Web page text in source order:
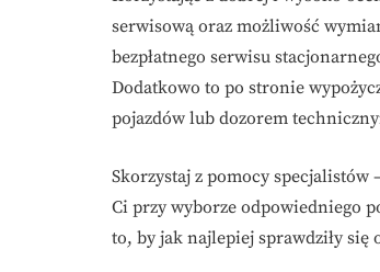
serwisową oraz możliwość
bezpłatnego serwisu
Dodatkowo to po stronie
pojazdów lub dozorem
Skorzystaj z pomocy specjalistów
Ci przy wyborze odpowiedniego
to, by jak najlepiej sprawdziły się